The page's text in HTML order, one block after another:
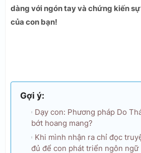
dàng với ngón tay và chứng kiến
của con bạn!
Gợi ý:
Dạy con: Phương pháp Do
bớt hoang mang?
Khi mình nhận ra chỉ đọc
đủ để con phát triển ngôn ngữ